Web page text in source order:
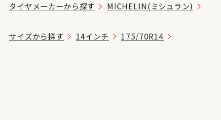
タイヤメーカーから探す MICHELIN(ミシュラン)
サイズから探す 14インチ 175/70R14